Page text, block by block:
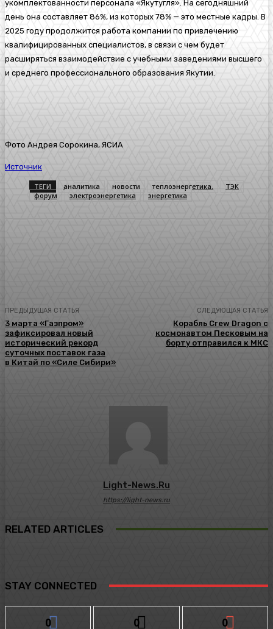
укомплектованности персонала «Якутугля». На сегодняшний
день она составляет 86%, из которых 78% — это местные кадры. В
2025 году продолжится работа компании по привлечению
квалифицированных специалистов, в связи с чем будет
расширяться взаимодействие с учебными заведениями высшего
и среднего профессионального образования Якутии.
Фото Андрея Сорокина, ЯСИА
Источник
ТЕГИ аналитика новости теплоэнергетика.
ТЭК
форум
электроэнергетика энергетика
ПРЕДЫДУЩАЯ СТАТЬЯ
3 марта «Газпром»
зафиксировал новый
исторический рекорд
суточных поставок газа
в Китай по «Силе Сибири»
СЛЕДУЮЩАЯ СТАТЬЯ
Корабль Crew Dragon с
космонавтом Песковым на
борту отправился к МКС
Light-News.ru
https://light-news.ru
RELATED ARTICLES
STAY CONNECTED
0 0 0